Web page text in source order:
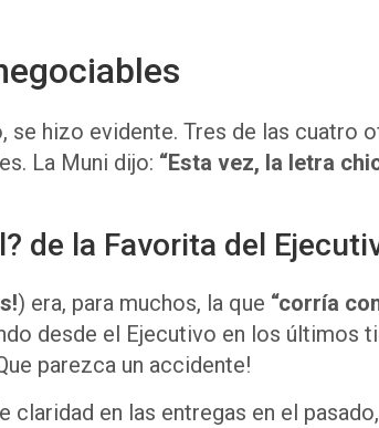
hizo evidente. Tres de las cuatro
La Muni dijo: “Esta vez, la letra
de la Favorita del
) era, para muchos, la que “corría
desde el Ejecutivo en los últimos
parezca un accidente!
claridad en las entregas en el